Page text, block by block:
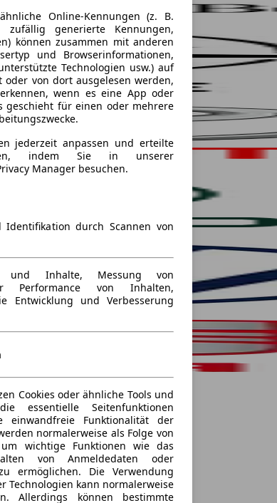
Online-Kennungen (z. B.
zufällig generierte Kennungen,
können zusammen mit anderen
und Browserinformationen,
Technologien usw.) auf
von dort ausgelesen werden,
wenn es eine App oder
geschieht für einen oder mehrere
jederzeit anpassen und erteilte
indem Sie in unserer
Manager besuchen.
Identifikation durch Scannen von
und Inhalte, Messung von
Performance von Inhalten,
Entwicklung und Verbesserung
Cookies oder ähnliche Tools und
essentielle Seitenfunktionen
Funktionalität der
normalerweise als Folge von
wichtige Funktionen wie das
von Anmeldedaten oder
ermöglichen. Die Verwendung
Technologien kann normalerweise
Allerdings können bestimmte